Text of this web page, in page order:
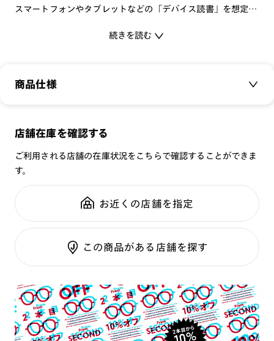
スマートフォンやタブレットなどの「デバイス読書」を想定
オフィススタイルに馴染むスマートなデザインで、初めてメガ
+2.00は「今まで読めていた距離で小さな文字が読めなくなっ
雑貨のようにカラフルなスリーブを装着した、耐久性も兼ね備
える紙製メガネケースが付属します。
[商品仕様]
度数：+2.00
素材：軽量素材
ブルーライトカット率：25%
※EN ISO12312-1:2022に基づく、レンズの中心肉厚
2.0mm、屈折率1.60の数値
‐注意事項‐
※レンズ交換不可
※フレーム保証対象外
続きを読む
商品仕様
品番： FRD-23S-012
サイズ： 45□22-151○40
重さ：
スタイル： ラウンド
シリーズ：
性別：
鼻パッド： クリングスタイプ
テンプル：サスティナブル素材
店舗在庫を確認する
ご利用される店舗の在庫状況をこちらで確認することができま
す。
お近くの店舗を指定
この商品がある店舗を探す